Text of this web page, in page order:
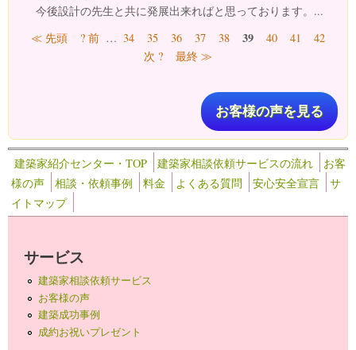
今後設計の先生と共に発展出来ればと思っております。...
ページ
≪ 先頭 ? 前 … 34 35 36 37 38 39 40 41
42
次 ?
最終 ≫
お客様の声を見る
建築家紹介センター・TOP 建築家相談依頼サービスの流れ
お客
様の声
相談・依頼事例 料金 よくある質問 安心安全宣言
サ
イトマップ
サービス
建築家相談依頼サービス
お客様の声
建築成功事例
成約お祝いプレゼント